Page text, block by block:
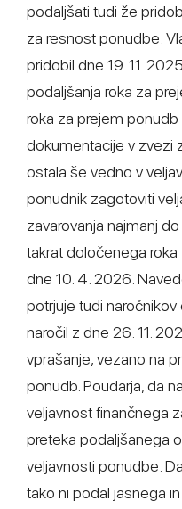
podaljšati tudi že
za resnost ponudbe.
pridobil dne 19. 11.
podaljšanja roka za
roka za prejem
dokumentacije v zvezi
ostala še vedno v
ponudnik zagotoviti
zavarovanja najmanj
takrat določenega
dne 10. 4. 2026.
potrjuje tudi
naročil z dne 26. 11.
vprašanje, vezano na
ponudb. Poudarja, da
veljavnost finančnega
preteka podaljšanega
veljavnosti ponudbe.
tako ni podal jasnega